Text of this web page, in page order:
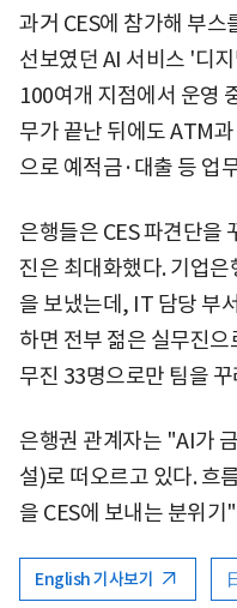
과거 CES에 참가해 부스
선보였던 AI 서비스 '디
100여개 지점에서 운영
무가 끝난 뒤에도 ATM
으로 예적금·대출 등 업
은행들은 CES 파견단을
진은 최대화했다. 기업은
을 보냈는데, IT 담당 부
하면 전부 젊은 실무진
무진 33명으로만 팀을
은행권 관계자는 "AI가
설)로 떠오르고 있다. 흐
을 CES에 보내는 분위기
English 기사보기